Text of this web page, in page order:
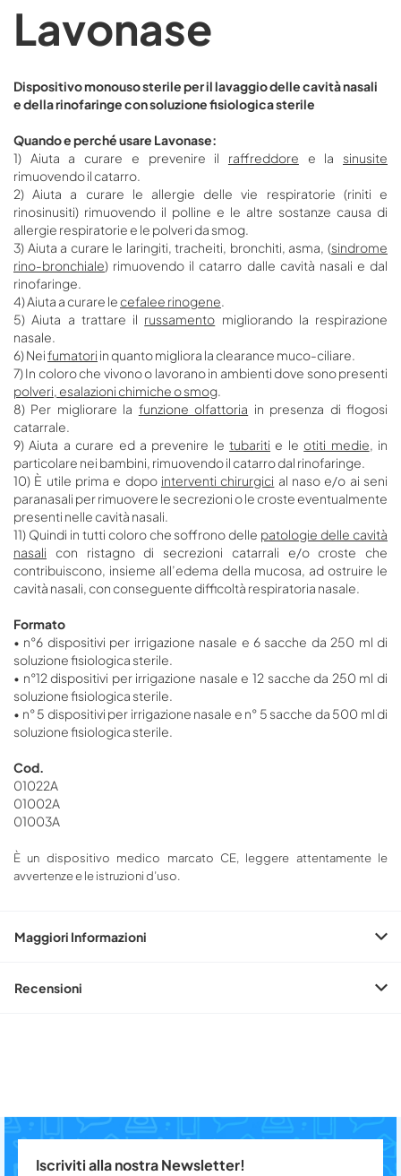
Lavonase
Dispositivo monouso sterile per il lavaggio delle cavità nasali
e della rinofaringe con soluzione fisiologica sterile
Quando e perché usare Lavonase:
1) Aiuta a curare e prevenire il raffreddore e la sinusite
rimuovendo il catarro.
2) Aiuta a curare le allergie delle vie respiratorie (riniti e
rinosinusiti) rimuovendo il polline e le altre sostanze causa di
allergie respiratorie e le polveri da smog.
3) Aiuta a curare le laringiti, tracheiti, bronchiti, asma, (sindrome
rino-bronchiale) rimuovendo il catarro dalle cavità nasali e dal
rinofaringe.
4) Aiuta a curare le cefalee rinogene.
5) Aiuta a trattare il russamento migliorando la respirazione
nasale.
6) Neifumatori in quanto migliora la clearance muco-ciliare.
7) In coloro che vivono o lavorano in ambienti dove sono presenti
polveri, esalazioni chimiche o smog.
8) Per migliorare la funzione olfattoria in presenza di flogosi
catarrale.
9) Aiuta a curare ed a prevenire letubariti e le otiti medie, in
particolare nei bambini, rimuovendo il catarro dal rinofaringe.
10) È utile prima e dopo interventi chirurgici al naso e/o ai seni
paranasali per rimuovere le secrezioni o le croste eventualmente
presenti nelle cavità nasali.
11) Quindi in tutti coloro che soffrono delle patologie delle cavità
nasali con ristagno di secrezioni catarrali e/o croste che
contribuiscono, insieme all’edema della mucosa, ad ostruire le
cavità nasali, con conseguente difficoltà respiratoria nasale.
Formato
• n°6 dispositivi per irrigazione nasale e 6 sacche da 250 ml di
soluzione fisiologica sterile.
• n°12 dispositivi per irrigazione nasale e 12 sacche da 250 ml di
soluzione fisiologica sterile.
• n° 5 dispositivi per irrigazione nasale e n° 5 sacche da 500 ml di
soluzione fisiologica sterile.
Cod.
01022A
01002A
01003A
È un dispositivo medico marcato CE, leggere attentamente le
avvertenze e le istruzioni d’uso.
Maggiori Informazioni
Recensioni
Iscriviti alla nostra Newsletter!